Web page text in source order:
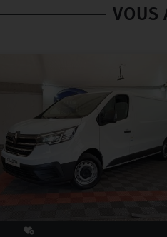
VOUS